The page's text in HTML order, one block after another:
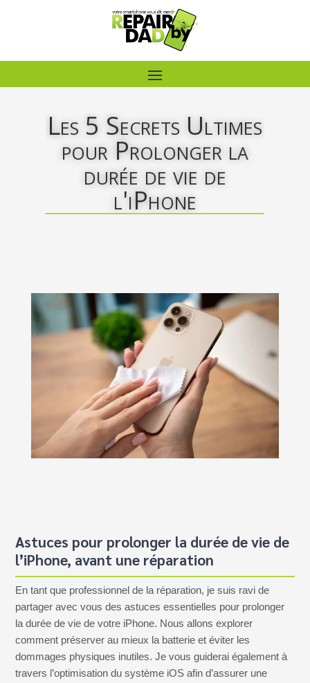
Les 5 Secrets Ultimes
pour Prolonger la
durée de vie de
l'iPhone
Astuces pour prolonger la durée de vie de
l’iPhone, avant une réparation
En tant que professionnel de la réparation, je suis ravi de
partager avec vous des astuces essentielles pour prolonger
la durée de vie de votre iPhone. Nous allons explorer
comment préserver au mieux la batterie et éviter les
dommages physiques inutiles. Je vous guiderai également à
travers l’optimisation du système iOS afin d’assurer une